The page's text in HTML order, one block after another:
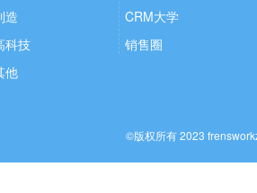
造
科技
他
CRM大学
销售圈
©版权所有 2023